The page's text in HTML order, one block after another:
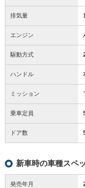
排気量
エンジン
駆動方式
ハンドル
ミッション
乗車定員
ドア数
新車時の車種スペ
発売年月